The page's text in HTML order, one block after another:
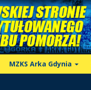
MZKS Arka Gdynia